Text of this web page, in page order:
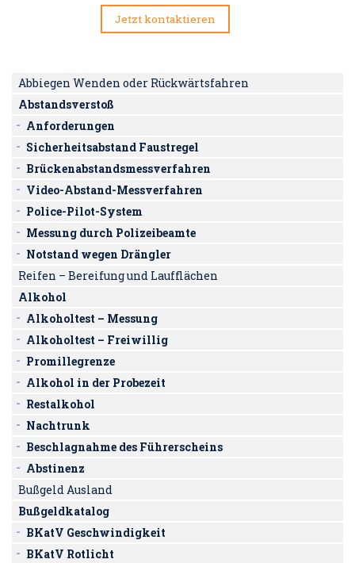
Jetzt kontaktieren
Abbiegen Wenden oder Rückwärtsfahren
Abstandsverstoß
Anforderungen
Sicherheitsabstand Faustregel
Brückenabstandsmessverfahren
Video-Abstand-Messverfahren
Police-Pilot-System
Messung durch Polizeibeamte
Notstand wegen Drängler
Reifen – Bereifung und Laufflächen
Alkohol
Alkoholtest – Messung
Alkoholtest – Freiwillig
Promillegrenze
Alkohol in der Probezeit
Restalkohol
Nachtrunk
Beschlagnahme des Führerscheins
Abstinenz
Bußgeld Ausland
Bußgeldkatalog
BKatV Geschwindigkeit
BKatV Rotlicht